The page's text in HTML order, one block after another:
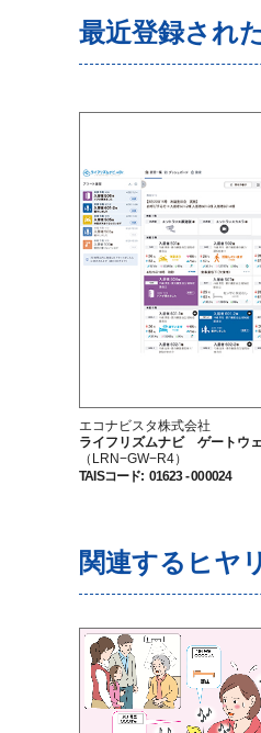
最近登録され
エコナビスタ株式会社
ライフリズムナビ ゲートウ
（LRN−GW−R4）
TAISコード: 01623 - 000024
関連するヒヤ